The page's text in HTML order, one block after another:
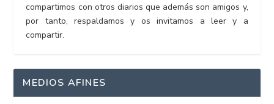
compartimos con otros diarios que además son amigos y,
por tanto, respaldamos y os invitamos a leer y a
compartir.
MEDIOS AFINES